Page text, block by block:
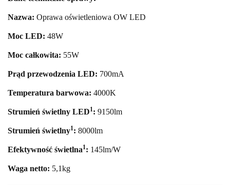
Nazwa: Oprawa oświetleniowa OW LED
Moc LED: 48W
Moc całkowita: 55W
Prąd przewodzenia LED: 700mA
Temperatura barwowa: 4000K
Strumień świetlny LED1 : 9150lm
Strumień świetlny1 : 8000lm
Efektywność świetlna1 : 145lm/W
Waga netto: 5,1kg